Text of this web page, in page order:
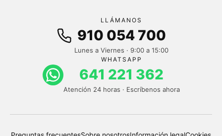
LLÁMANOS
910 054 700
Lunes a Viernes · 9:00 a 15:00
WHATSAPP
641 221 362
Atención 24 horas · Escríbenos ahora